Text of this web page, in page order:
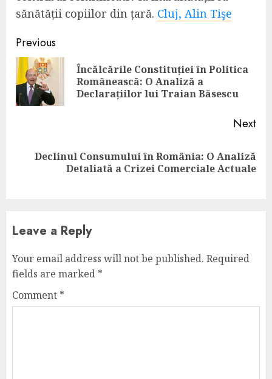
sănătății copiilor din țară. Cluj, Alin Tişe
Continue
Reading
Previous
Încălcările Constituției în Politica
Românească: O Analiză a
Declarațiilor lui Traian Băsescu
Next
NextDeclinul Consumului în România: O Analiză
Detaliată a Crizei Comerciale Actuale
Leave a Reply
Your email address will not be published. Required
fields are marked *
Comment *